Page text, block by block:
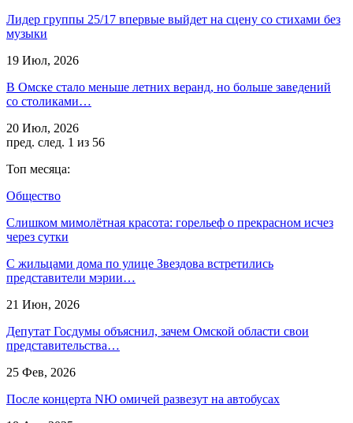
Лидер группы 25/17 впервые выйдет на сцену со стихами без
музыки
19 Июл, 2026
В Омске стало меньше летних веранд, но больше заведений
со столиками…
20 Июл, 2026
пред. след. 1 из 56
Топ месяца:
Общество
Слишком мимолётная красота: горельеф о прекрасном исчез
через сутки
С жильцами дома по улице Звездова встретились
представители мэрии…
21 Июн, 2026
Депутат Госдумы объяснил, зачем Омской области свои
представительства…
25 Фев, 2026
После концерта NЮ омичей развезут на автобусах